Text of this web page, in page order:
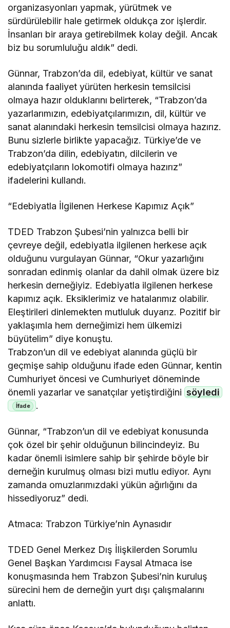
organizasyonları yapmak, yürütmek ve
sürdürülebilir hale getirmek oldukça zor işlerdir.
İnsanları bir araya getirebilmek kolay değil. Ancak
biz bu sorumluluğu aldık” dedi.
Günnar, Trabzon’da dil, edebiyat, kültür ve sanat
alanında faaliyet yürüten herkesin temsilcisi
olmaya hazır olduklarını belirterek, “Trabzon’da
yazarlarımızın, edebiyatçılarımızın, dil, kültür ve
sanat alanındaki herkesin temsilcisi olmaya hazırız.
Bunu sizlerle birlikte yapacağız. Türkiye’de ve
Trabzon’da dilin, edebiyatın, dilcilerin ve
edebiyatçıların lokomotifi olmaya hazırız”
ifadelerini kullandı.
“Edebiyatla İlgilenen Herkese Kapımız Açık”
TDED Trabzon Şubesi’nin yalnızca belli bir
çevreye değil, edebiyatla ilgilenen herkese açık
olduğunu vurgulayan Günnar, “Okur yazarlığını
sonradan edinmiş olanlar da dahil olmak üzere biz
herkesin derneğiyiz. Edebiyatla ilgilenen herkese
kapımız açık. Eksiklerimiz ve hatalarımız olabilir.
Eleştirileri dinlemekten mutluluk duyarız. Pozitif bir
yaklaşımla hem derneğimizi hem ülkemizi
büyütelim” diye konuştu.
Trabzon’un dil ve edebiyat alanında güçlü bir
geçmişe sahip olduğunu ifade eden Günnar, kentin
Cumhuriyet öncesi ve Cumhuriyet döneminde
önemli yazarlar ve sanatçılar yetiştirdiğini söyledi
.
Günnar, “Trabzon’un dil ve edebiyat konusunda
çok özel bir şehir olduğunun bilincindeyiz. Bu
kadar önemli isimlere sahip bir şehirde böyle bir
derneğin kurulmuş olması bizi mutlu ediyor. Aynı
zamanda omuzlarımızdaki yükün ağırlığını da
hissediyoruz” dedi.
Atmaca: Trabzon Türkiye’nin Aynasıdır
TDED Genel Merkez Dış İlişkilerden Sorumlu
Genel Başkan Yardımcısı Faysal Atmaca ise
konuşmasında hem Trabzon Şubesi’nin kuruluş
sürecini hem de derneğin yurt dışı çalışmalarını
anlattı.